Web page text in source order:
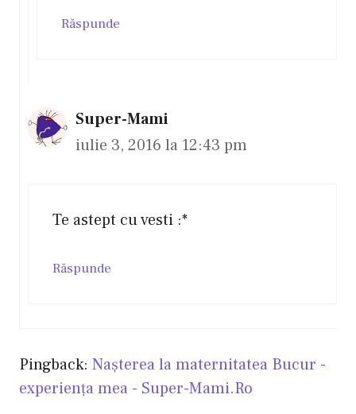
Răspunde
Super-Mami
iulie 3, 2016 la 12:43 pm
Te astept cu vesti :*
Răspunde
Pingback: Nașterea la maternitatea Bucur -
experiența mea - Super-Mami.Ro